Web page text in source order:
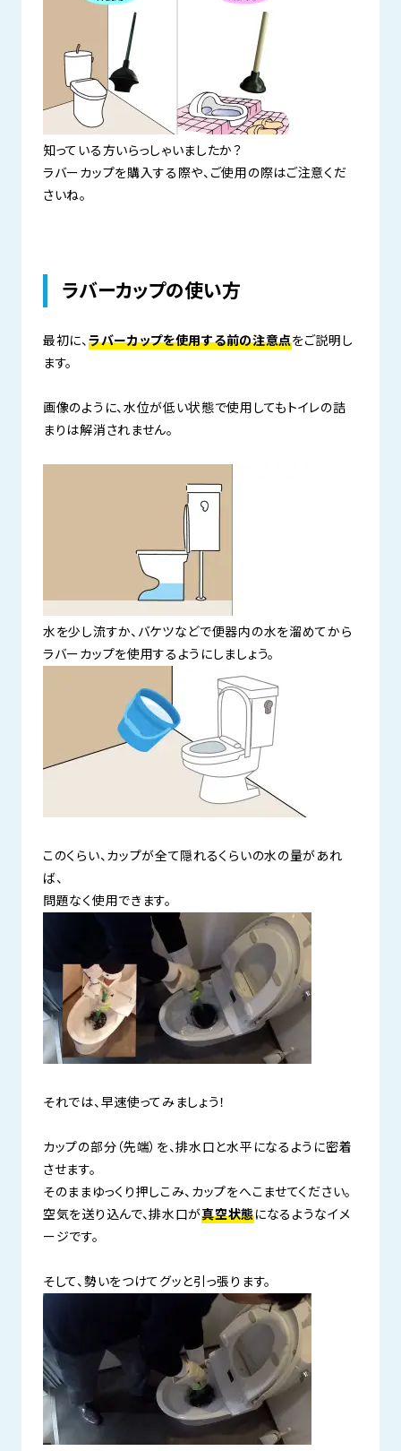
知っている方いらっしゃいましたか？
ラバーカップを購入する際や、ご使用の際はご注意くだ
さいね。
ラバーカップの使い方
最初に、ラバーカップを使用する前の注意点をご説明し
ます。
画像のように、水位が低い状態で使用してもトイレの詰
まりは解消されません。
水を少し流すか、バケツなどで便器内の水を溜めてから
ラバーカップを使用するようにしましょう。
このくらい、カップが全て隠れるくらいの水の量があれ
ば、
問題なく使用できます。
それでは、早速使ってみましょう！
カップの部分（先端）を、排水口と水平になるように密着
させます。
そのままゆっくり押しこみ、カップをへこませてください。
空気を送り込んで、排水口が真空状態になるようなイメ
ージです。
そして、勢いをつけてグッと引っ張ります。